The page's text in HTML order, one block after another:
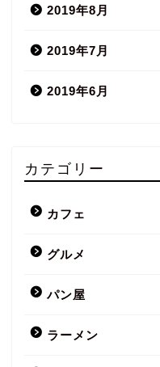
2019年8月
2019年7月
2019年6月
カテゴリー
カフェ
グルメ
パン屋
ラーメン